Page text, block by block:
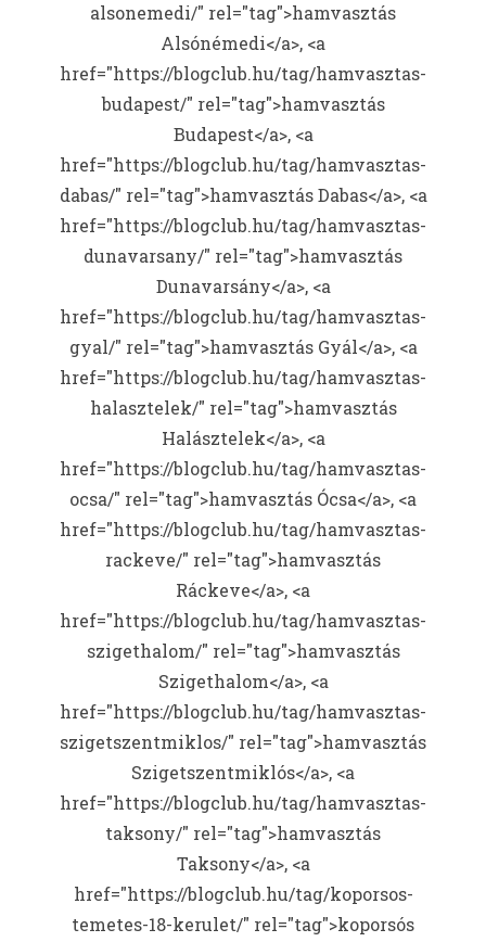
alsonemedi/" rel="tag">hamvasztás
Alsónémedi</a>, <a
href="https://blogclub.hu/tag/hamvasztas-
budapest/" rel="tag">hamvasztás
Budapest</a>, <a
href="https://blogclub.hu/tag/hamvasztas-
dabas/" rel="tag">hamvasztás Dabas</a>, <a
href="https://blogclub.hu/tag/hamvasztas-
dunavarsany/" rel="tag">hamvasztás
Dunavarsány</a>, <a
href="https://blogclub.hu/tag/hamvasztas-
gyal/" rel="tag">hamvasztás Gyál</a>, <a
href="https://blogclub.hu/tag/hamvasztas-
halasztelek/" rel="tag">hamvasztás
Halásztelek</a>, <a
href="https://blogclub.hu/tag/hamvasztas-
ocsa/" rel="tag">hamvasztás Ócsa</a>, <a
href="https://blogclub.hu/tag/hamvasztas-
rackeve/" rel="tag">hamvasztás
Ráckeve</a>, <a
href="https://blogclub.hu/tag/hamvasztas-
szigethalom/" rel="tag">hamvasztás
Szigethalom</a>, <a
href="https://blogclub.hu/tag/hamvasztas-
szigetszentmiklos/" rel="tag">hamvasztás
Szigetszentmiklós</a>, <a
href="https://blogclub.hu/tag/hamvasztas-
taksony/" rel="tag">hamvasztás
Taksony</a>, <a
href="https://blogclub.hu/tag/koporsos-
temetes-18-kerulet/" rel="tag">koporsós